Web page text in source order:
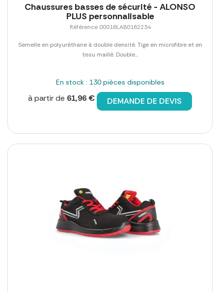
Chaussures basses de sécurité - ALONSO
PLUS personnalisable
Référence 00016LAB0162234
Semelle en polyuréthane à double densité. Tige en microfibre et en
tissu maillé. Double...
En stock : 130 pièces disponibles
à partir de 61,96 € DEMANDE DE DEVIS